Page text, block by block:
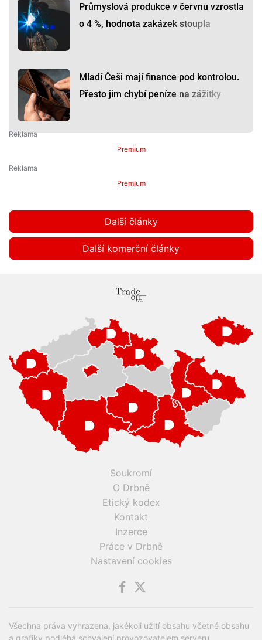
Průmyslová produkce v červnu vzrostla
o 4 %, hodnota zakázek stoupla
Mladí Češi mají finance pod kontrolou.
Přesto jim chybí peníze na zážitky
Premium
Premium
Další články
Další komerční články
Soukromí
O Drbně
Etický kodex
Kontakt
Inzerce
Práce v Drbně
Nastavení cookies
Všechna práva vyhrazena, jakékoli užití obsahu včetné obsahu
a grafiky podléhá schválení provozovatelem serveru.